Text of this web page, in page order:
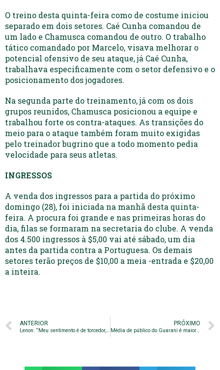
O treino desta quinta-feira como de costume iniciou
separado em dois setores. Caé Cunha comandou de
um lado e Chamusca comandou de outro. O trabalho
tático comandado por Marcelo, visava melhorar o
potencial ofensivo de seu ataque, já Caé Cunha,
trabalhava especificamente com o setor defensivo e o
posicionamento dos jogadores.
Na segunda parte do treinamento, já com os dois
grupos reunidos, Chamusca posicionou a equipe e
trabalhou forte os contra-ataques. As transições do
meio para o ataque também foram muito exigidas
pelo treinador bugrino que a todo momento pedia
velocidade para seus atletas.
INGRESSOS
A venda dos ingressos para a partida do próximo
domingo (28), foi iniciada na manhã desta quinta-
feira. A procura foi grande e nas primeiras horas do
dia, filas se formaram na secretaria do clube. A venda
dos 4.500 ingressos à $5,00 vai até sábado, um dia
antes da partida contra a Portuguesa. Os demais
setores terão preços de $10,00 a meia -entrada e $20,00
a inteira.
ANTERIOR
Lenon: “Meu sentimento é de torcedor, quero ver o Guarani na Série B”
PRÓXIMO
Média de público do Guarani é maior que 11 clubes da Série B